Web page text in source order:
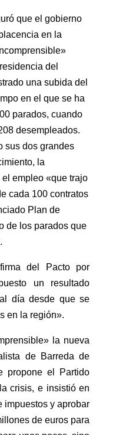
que el gobierno
en la
del
una subida del
en el que se ha
parados, cuando
desempleados.
sus dos grandes
la
empleo «que trajo
cada 100 contratos
Plan de
de los parados que
del Pacto por
un resultado
día desde que se
en la región».
la nueva
de Barreda de
propone el Partido
crisis, e insistió en
impuestos y aprobar
de euros para